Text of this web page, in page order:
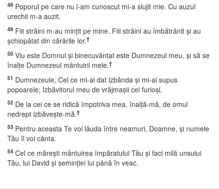
48 Poporul pe care nu l-am cunoscut mi-a slujit mie. Cu auzul
urechii m-a auzit.
49 Fiii străini m-au minţit pe mine. Fiii străini au îmbătrânit şi au
şchiopătat din cărările lor.†
50 Viu este Domnul şi binecuvântat este Dumnezeul meu, şi să se
înalţe Dumnezeul mântuirii mele.†
51 Dumnezeule, Cel ce mi-ai dat izbânda şi mi-ai supus
popoarele; Izbăvitorul meu de vrăjmaşii cei furioşi,
52 De la cei ce se ridică împotriva mea, înalţă-mă, de omul
nedrept izbăveşte-mă.†
53 Pentru aceasta Te voi lăuda între neamuri, Doamne, şi numele
Tău îl voi cânta.
54 Cel ce măreşti mântuirea împăratului Tău şi faci milă unsului
Tău, lui David şi seminţiei lui până în veac.